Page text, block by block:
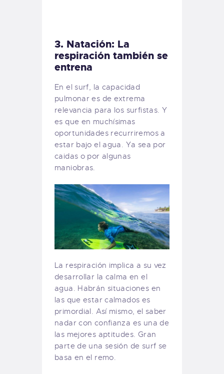
3. Natación: La
respiración también se
entrena
En el surf, la capacidad
pulmonar es de extrema
relevancia para los surfistas. Y
es que en muchísimas
oportunidades recurriremos a
estar bajo el agua. Ya sea por
caidas o por algunas
maniobras.
La respiración implica a su vez
desarrollar la calma en el
agua. Habrán situaciones en
las que estar calmados es
primordial. Así mismo, el saber
nadar con confianza es una de
las mejores aptitudes. Gran
parte de una sesión de surf se
basa en el remo.